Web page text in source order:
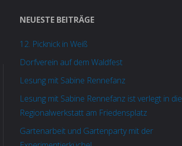
NEUESTE BEITRÄGE
12. Picknick in Weiß
Dorfverein auf dem Waldfest
Lesung mit Sabine Rennefanz
Lesung mit Sabine Rennefanz ist verlegt in die
Regionalwerkstatt am Friedensplatz
Gartenarbeit und Gartenparty mit der